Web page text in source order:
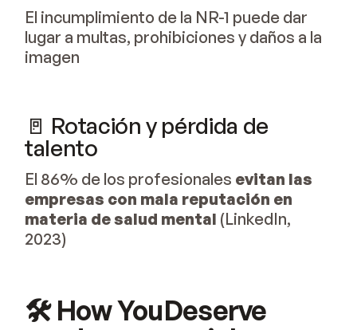
El incumplimiento de la NR-1 puede dar
lugar a multas, prohibiciones y daños a la
imagen
🚪 Rotación y pérdida de
talento
El 86% de los profesionales evitan las
empresas con mala reputación en
materia de salud mental (LinkedIn,
2023)
🛠 How YouDeserve